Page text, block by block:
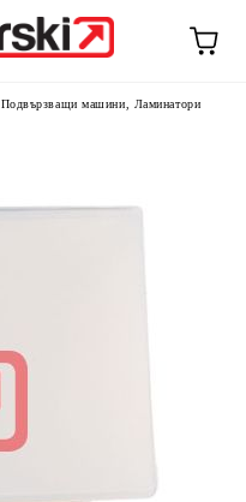
Подвързващи машини, Ламинатори